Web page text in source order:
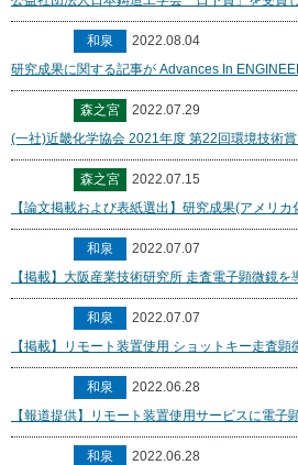
和泉
2022.08.04
研究成果に関する記事が Advances In
森之宮
2022.07.29
(一社)近畿化学協会 2021年度 第22回環境技術
森之宮
2022.07.15
【論文掲載および表紙選出】研究成果(アメリ
和泉
2022.07.07
【掲載】大阪産業技術研究所 走査電子顕微鏡を
和泉
2022.07.07
【掲載】リモート装置使用 ショットキー走査顕
和泉
2022.06.28
【報道提供】リモート装置使用サービスに電子
和泉
2022.06.28